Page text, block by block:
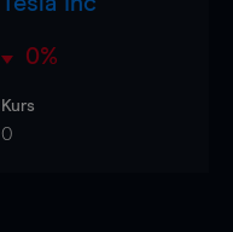
0%
Kurs
0